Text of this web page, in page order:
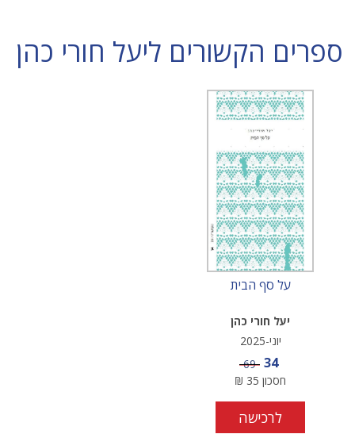
ספרים הקשורים ליעל חורי כהן
על סף הבית
יעל חורי כהן
יוני-2025
מחיר מבצע
34 מחיר
69
חסכון 35
₪
לרכישה